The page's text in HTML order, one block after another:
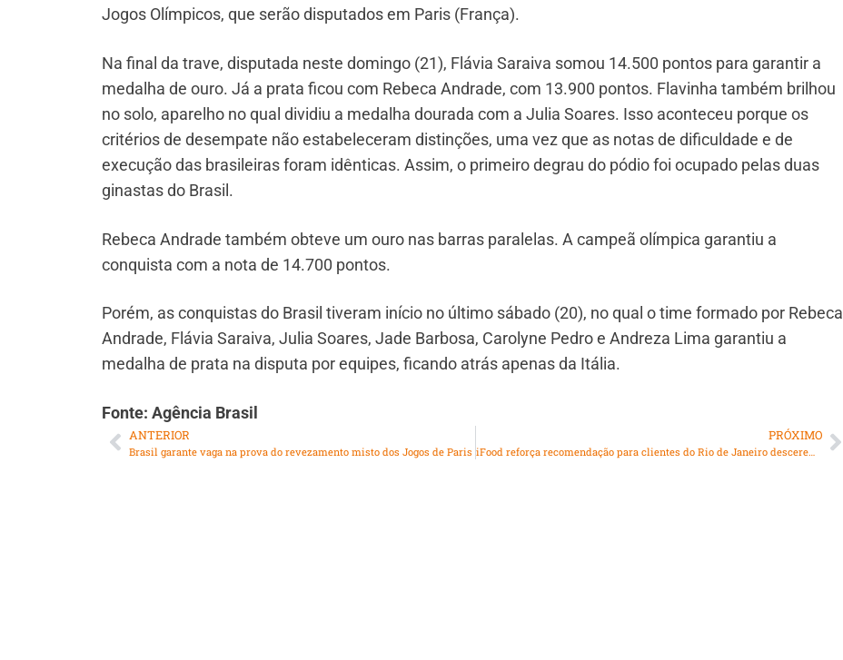
Jogos Olímpicos, que serão disputados em Paris (França).
Na final da trave, disputada neste domingo (21), Flávia Saraiva somou 14.500 pontos para garantir a
medalha de ouro. Já a prata ficou com Rebeca Andrade, com 13.900 pontos. Flavinha também brilhou
no solo, aparelho no qual dividiu a medalha dourada com a Julia Soares. Isso aconteceu porque os
critérios de desempate não estabeleceram distinções, uma vez que as notas de dificuldade e de
execução das brasileiras foram idênticas. Assim, o primeiro degrau do pódio foi ocupado pelas duas
ginastas do Brasil.
Rebeca Andrade também obteve um ouro nas barras paralelas. A campeã olímpica garantiu a
conquista com a nota de 14.700 pontos.
Porém, as conquistas do Brasil tiveram início no último sábado (20), no qual o time formado por Rebeca
Andrade, Flávia Saraiva, Julia Soares, Jade Barbosa, Carolyne Pedro e Andreza Lima garantiu a
medalha de prata na disputa por equipes, ficando atrás apenas da Itália.
Fonte: Agência Brasil
ANTERIOR
Brasil garante vaga na prova do revezamento misto dos Jogos de Paris
PRÓXIMO
iFood reforça recomendação para clientes do Rio de Janeiro descerem para buscar seus pedidos